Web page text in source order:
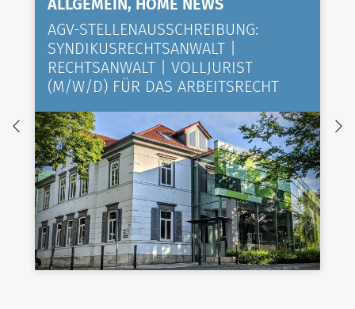
ALLGEMEIN, HOME NEWS
AGV-STELLENAUSSCHREIBUNG:
SYNDIKUSRECHTSANWALT |
RECHTSANWALT | VOLLJURIST
(M/W/D) FÜR DAS ARBEITSRECHT